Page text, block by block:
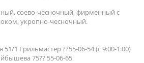
соево-чесночный, фирменный с
укропно-чесночный.
51/1 Грильмастер ??55-06-54 (с 9:00-1:00)
75?? 55-06-65